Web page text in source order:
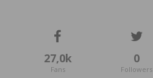
27,0k
Fans
0
Followers